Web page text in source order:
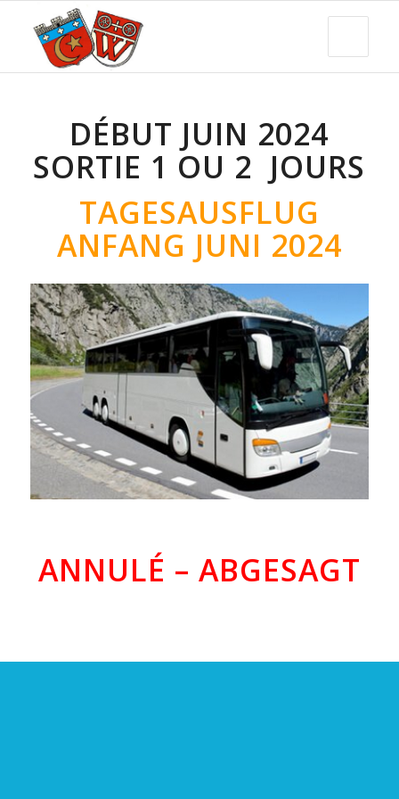
DÉBUT JUIN 2024
SORTIE 1 OU 2 JOURS
TAGESAUSFLUG
ANFANG JUNI 2024
ANNULÉ – ABGESAGT